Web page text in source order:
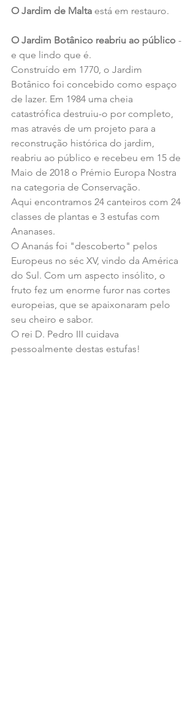
O Jardim de Malta está em restauro.
O Jardim Botânico reabriu ao público -
e que lindo que é.
Construído em 1770, o Jardim
Botânico foi concebido como espaço
de lazer. Em 1984 uma cheia
catastrófica destruiu-o por completo,
mas através de um projeto para a
reconstrução histórica do jardim,
reabriu ao público e recebeu em 15 de
Maio de 2018 o Prémio Europa Nostra
na categoria de Conservação.
Aqui encontramos 24 canteiros com 24
classes de plantas e 3 estufas com
Ananases.
O Ananás foi "descoberto" pelos
Europeus no séc XV, vindo da América
do Sul. Com um aspecto insólito, o
fruto fez um enorme furor nas cortes
europeias, que se apaixonaram pelo
seu cheiro e sabor.
O rei D. Pedro III cuidava
pessoalmente destas estufas!